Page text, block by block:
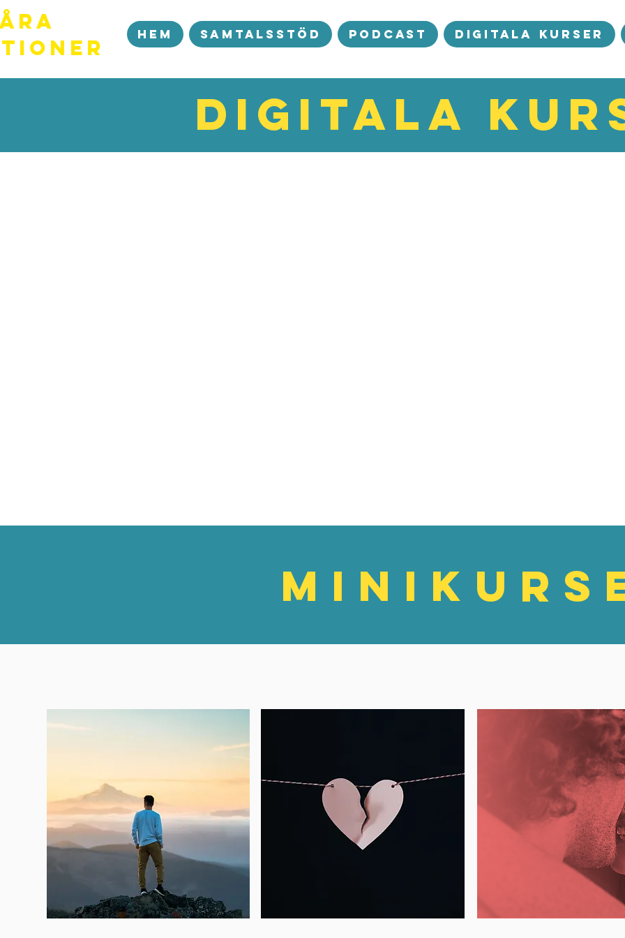
Hem Samtalsstöd Podcast Digitala kurser
Digitala